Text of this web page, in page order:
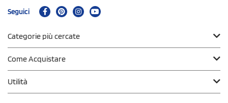
Seguici
Categorie più cercate
Come Acquistare
Utilità